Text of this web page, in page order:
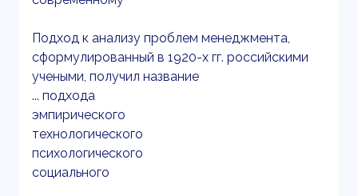
Подход к анализу проблем менеджмента,
сформулированный в 1920-х гг. российскими
учеными, получил название
... подхода
эмпирического
технологического
психологического
социального